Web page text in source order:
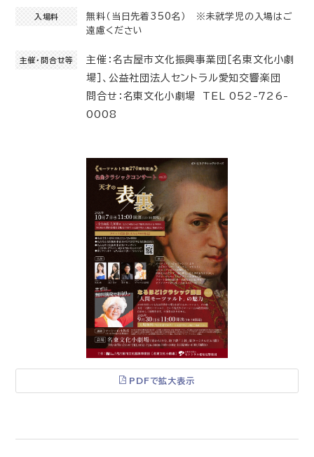
入場料
無料（当日先着350名） ※未就学児の入場はご
遠慮ください
主催・問合せ等
主催：名古屋市文化振興事業団［名東文化小劇
場］、公益社団法人セントラル愛知交響楽団
問合せ：名東文化小劇場 TEL 052-726-
0008
PDFで拡大表示